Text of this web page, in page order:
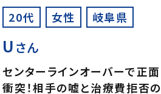
20代 女性 岐阜県
U さん
センターラインオーバーで正面
衝突！相手の嘘と治療費拒否の